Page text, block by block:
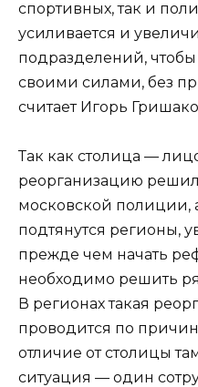
спортивных, так и
усиливается и
подразделений,
своими силами, без
считает Игорь
Так как столица —
реорганизацию
московской полиции,
подтянутся регионы,
прежде чем начать
необходимо решить
В регионах такая
проводится по
отличие от столицы
ситуация — один